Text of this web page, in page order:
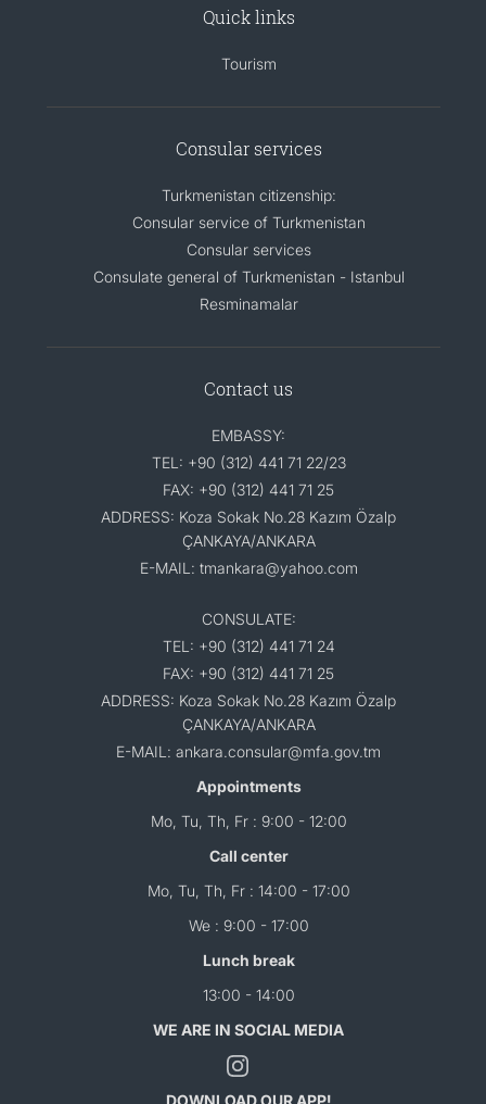
Quick links
Tourism
Consular services
Turkmenistan citizenship:
Consular service of Turkmenistan
Consular services
Consulate general of Turkmenistan - Istanbul
Resminamalar
Contact us
EMBASSY:
TEL: +90 (312) 441 71 22/23
FAX: +90 (312) 441 71 25
ADDRESS: Koza Sokak No.28 Kazım Özalp
ÇANKAYA/ANKARA
E-MAIL: tmankara@yahoo.com
CONSULATE:
TEL: +90 (312) 441 71 24
FAX: +90 (312) 441 71 25
ADDRESS: Koza Sokak No.28 Kazım Özalp
ÇANKAYA/ANKARA
E-MAIL: ankara.consular@mfa.gov.tm
Appointments
Mo, Tu, Th, Fr : 9:00 - 12:00
Call center
Mo, Tu, Th, Fr : 14:00 - 17:00
We : 9:00 - 17:00
Lunch break
13:00 - 14:00
WE ARE IN SOCIAL MEDIA